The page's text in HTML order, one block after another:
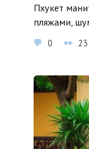
Пхукет
пляжами,
0 23